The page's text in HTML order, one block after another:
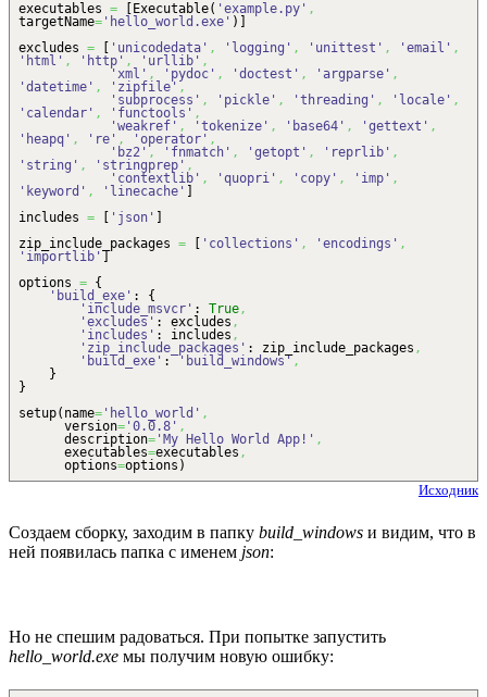
executables = Executable( 'example.py' ,
targetName= 'hello_world.exe' )
excludes = 'unicodedata' , 'logging' , 'unittest' , 'email' ,
'html' , 'http' , 'urllib' ,
'xml' , 'pydoc' , 'doctest' , 'argparse' ,
'datetime' , 'zipfile' ,
'subprocess' , 'pickle' , 'threading' , 'locale' ,
'calendar' , 'functools' ,
'weakref' , 'tokenize' , 'base64' , 'gettext' ,
'heapq' , 're' , 'operator' ,
'bz2' , 'fnmatch' , 'getopt' , 'reprlib' ,
'string' , 'stringprep' ,
'contextlib' , 'quopri' , 'copy' , 'imp' ,
'keyword' , 'linecache'
includes = 'json'
zip_include_packages = 'collections' , 'encodings' ,
'importlib'
options = {
'build_exe' : {
'include_msvcr' : True,
'excludes' : excludes ,
'includes' : includes ,
'zip_include_packages' : zip_include_packages ,
'build_exe' : 'build_windows' ,
}
}
setup( name= 'hello_world' ,
version= '0.0.8' ,
description= 'My Hello World App!' ,
executables=executables ,
options=options )
Исходник
Создаем сборку, заходим в папку build_windows и видим, что в
ней появилась папка с именем json:
Но не спешим радоваться. При попытке запустить
hello_world.exe мы получим новую ошибку: